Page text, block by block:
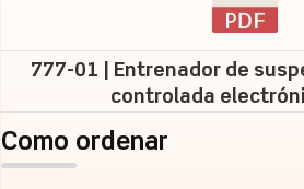
777-01 | Entrenador de
controlada
Como ordenar